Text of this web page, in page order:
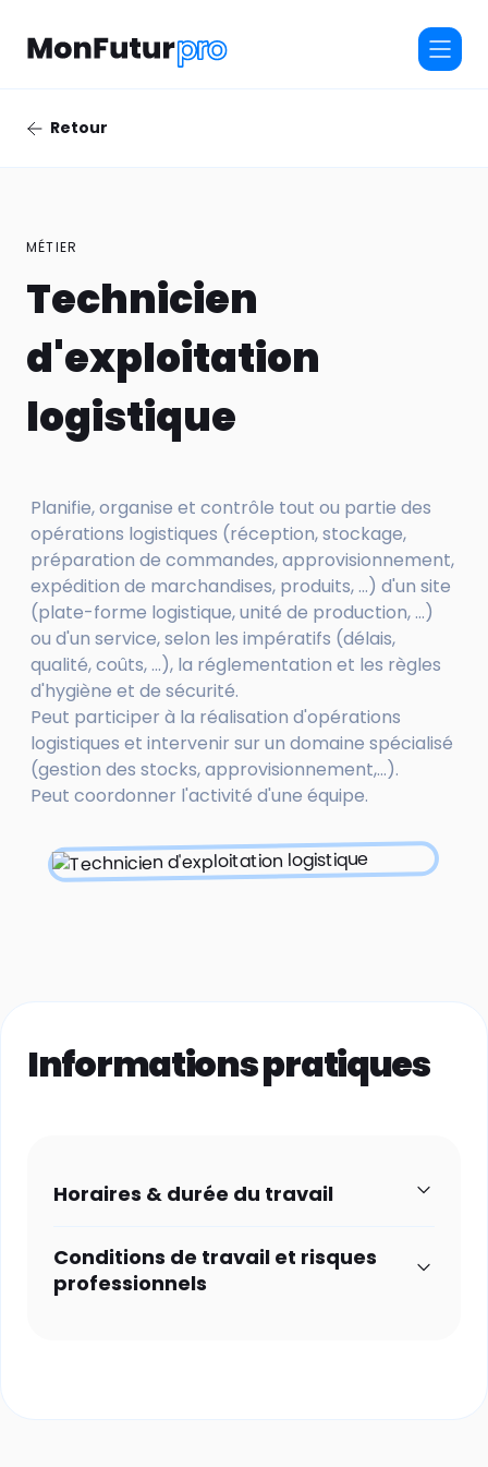
Retour
MÉTIER
Technicien
d'exploitation
logistique
Planifie, organise et contrôle tout ou partie des
opérations logistiques (réception, stockage,
préparation de commandes, approvisionnement,
expédition de marchandises, produits, ...) d'un site
(plate-forme logistique, unité de production, ...)
ou d'un service, selon les impératifs (délais,
qualité, coûts, ...), la réglementation et les règles
d'hygiène et de sécurité.
Peut participer à la réalisation d'opérations
logistiques et intervenir sur un domaine spécialisé
(gestion des stocks, approvisionnement,...).
Peut coordonner l'activité d'une équipe.
Informations pratiques
Horaires & durée du travail
Conditions de travail et risques
professionnels